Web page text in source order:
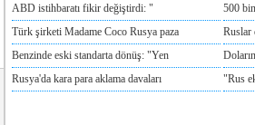
ABD istihbaratı fikir değiştirdi: "
500
Türk şirketi Madame Coco Rusya paza
Ruslar
Benzinde eski standarta dönüş: "Yen
Rusya'da kara para aklama davaları
"Rus